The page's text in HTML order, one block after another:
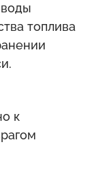
воды
топлива
к